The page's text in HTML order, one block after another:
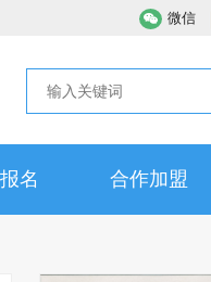
微信
名 合作加盟